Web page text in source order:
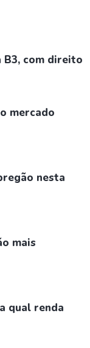
B3, com direito
mercado
nesta
mais
qual renda